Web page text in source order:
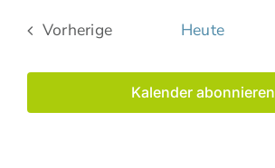
Vorherige
Heute
Kalender abonnieren